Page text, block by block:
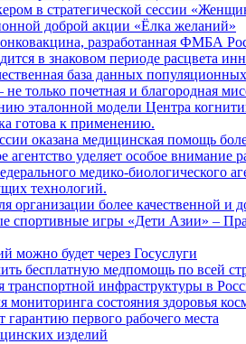
в стратегической сессии
доброй акции «Ёлка желаний»
разработанная ФМБА
в знаковом периоде расцвета
база данных
почетная и благородная
эталонной модели Центра
готова к применению.
оказана медицинская помощь
уделяет особое внимание
медико-биологического
технологий.
организации более качественной
спортивные игры «Дети Азии» –
можно будет через Госуслуги
бесплатную медпомощь по всей
транспортной инфраструктуры в
состояния здоровья
первого рабочего места
изделий